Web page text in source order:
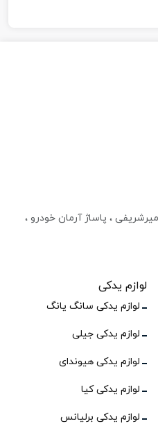
، پاساژ آرمان خودرو ،
لوازم یدکی
لوازم یدکی سانگ یانگ
لوازم یدکی جیلی
لوازم یدکی هیوندای
لوازم یدکی کیا
لوازم یدکی برلیانس